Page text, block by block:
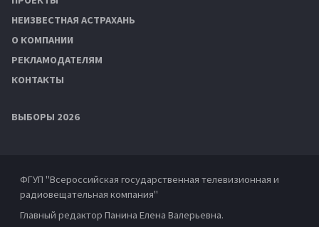
НЕИЗВЕСТНАЯ АСТРАХАНЬ
О КОМПАНИИ
РЕКЛАМОДАТЕЛЯМ
КОНТАКТЫ
ВЫБОРЫ 2026
ФГУП "Всероссийская государственная телевизионная и
радиовещательная компания"
Главный редактор Панина Елена Валерьевна.